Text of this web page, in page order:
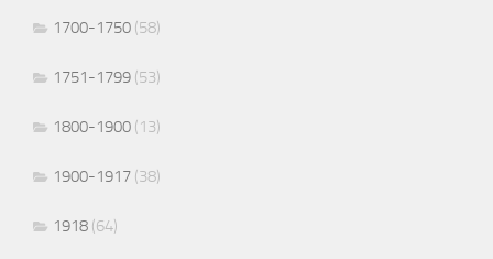
1700-1750 (58)
1751-1799 (53)
1800-1900 (13)
1900-1917 (38)
1918 (64)